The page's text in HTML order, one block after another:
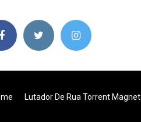
Lutador De Rua Torrent Magnet